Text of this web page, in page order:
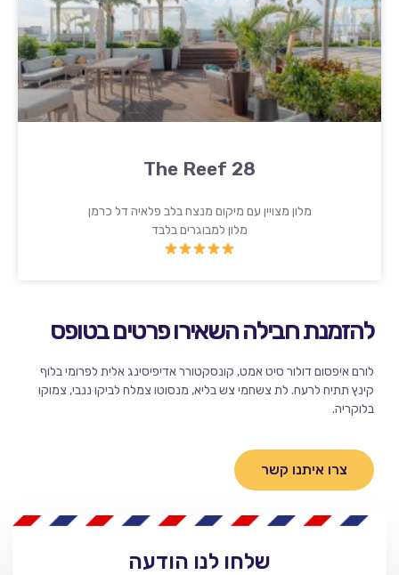
The Reef 28
מלון מצויין עם מיקום מנצח בלב פלאיה דל כרמן
מלון למבוגרים בלבד
להזמנת חבילה השאירו פרטים בטופס
לורם איפסום דולור סיט אמט, קונסקטורר אדיפיסינג אלית לפרומי בלוף
קינץ תתיח לרעח. לת צשחמי צש בליא, מנסוטו צמלח לביקו ננבי, צמוקו
בלוקריה.
צרו איתנו קשר
שלחו לנו הודעה